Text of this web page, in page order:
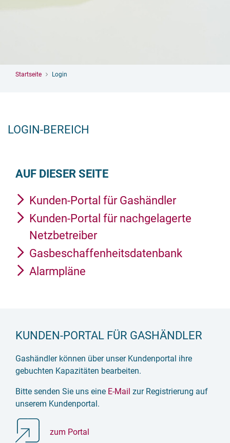
Startseite Login
LOGIN-BEREICH
AUF DIESER SEITE
Kunden-Portal für Gashändler
Kunden-Portal für nachgelagerte
Netzbetreiber
Gasbeschaffenheitsdatenbank
Alarmpläne
KUNDEN-PORTAL FÜR GASHÄNDLER
Gashändler können über unser Kundenportal ihre
gebuchten Kapazitäten bearbeiten.
Bitte senden Sie uns eine E-Mail zur Registrierung auf
unserem Kundenportal.
zum Portal